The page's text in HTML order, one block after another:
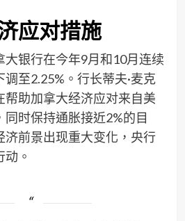
应对措施
大银行在今年9月和10月连续
至2.25%。行长蒂夫·麦克
帮助加拿大经济应对来自美
同时保持通胀接近2%的目
济前景出现重大变化，央行
。